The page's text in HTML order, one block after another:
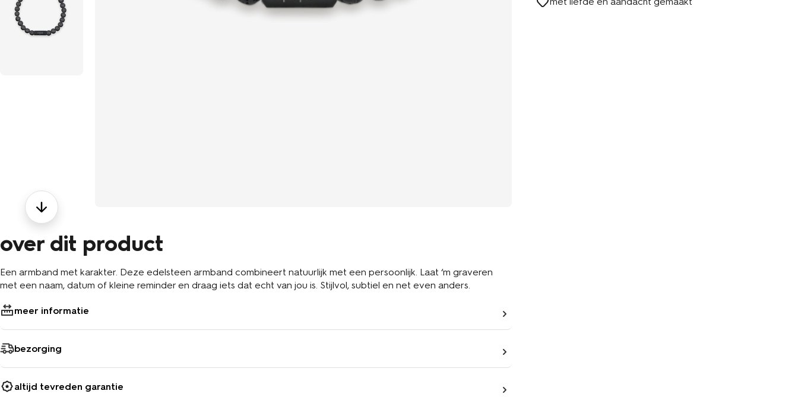
over dit product
Een armband met karakter. Deze edelsteen armband combineert natuurlijk met een persoonlijk. Laat ‘m graveren
met een naam, datum of kleine reminder en draag iets dat echt van jou is. Stijlvol, subtiel en net even anders.
meer informatie
bezorging
altijd tevreden garantie